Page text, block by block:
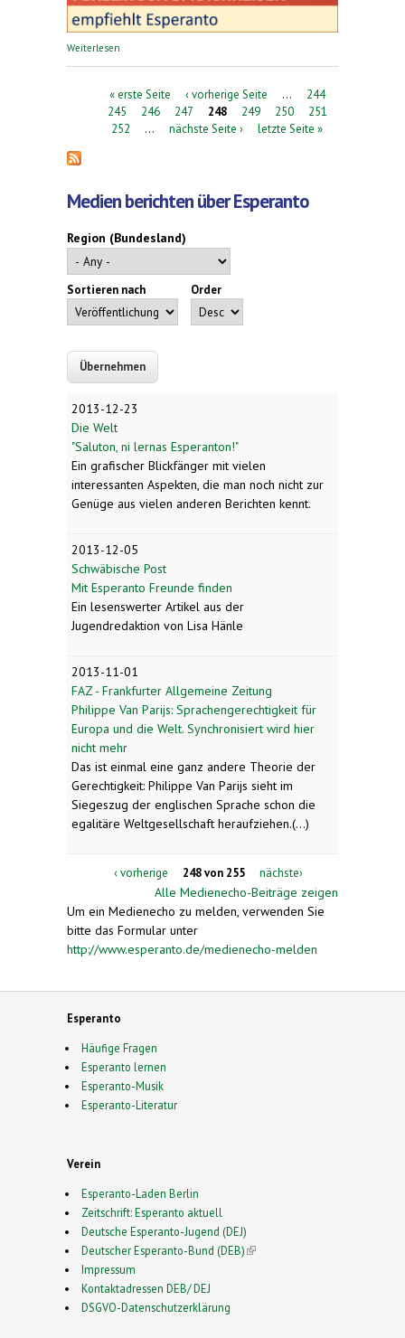
Weiterlesen
Seiten« erste Seite ‹ vorherige Seite …
244
245
246 247 248 249 250
251
252
… nächste Seite › letzte Seite »
Medien berichten über Esperanto
Region (Bundesland)
Sortieren nach Order
2013-12-23
Die Welt
"Saluton, ni lernas Esperanton!"
Ein grafischer Blickfänger mit vielen
interessanten Aspekten, die man noch nicht zur
Genüge aus vielen anderen Berichten kennt.
2013-12-05
Schwäbische Post
Mit Esperanto Freunde finden
Ein lesenswerter Artikel aus der
Jugendredaktion von Lisa Hänle
2013-11-01
FAZ - Frankfurter Allgemeine Zeitung
Philippe Van Parijs: Sprachengerechtigkeit für
Europa und die Welt. Synchronisiert wird hier
nicht mehr
Das ist einmal eine ganz andere Theorie der
Gerechtigkeit: Philippe Van Parijs sieht im
Siegeszug der englischen Sprache schon die
egalitäre Weltgesellschaft heraufziehen.(...)
‹ vorherige 248 von 255 nächste›
Alle Medienecho-Beiträge zeigen
Um ein Medienecho zu melden, verwenden Sie
bitte das Formular unter
http://www.esperanto.de/medienecho-melden
Esperanto
Häufige Fragen
Esperanto lernen
Esperanto-Musik
Esperanto-Literatur
Verein
Esperanto-Laden Berlin
Zeitschrift: Esperanto aktuell
Deutsche Esperanto-Jugend (DEJ)
Deutscher Esperanto-Bund (DEB)(link is external)
Impressum
Kontaktadressen DEB/ DEJ
DSGVO-Datenschutzerklärung